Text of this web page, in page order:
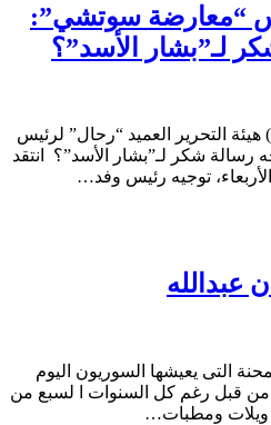
“معارضة سوتشي”:
لـ”بشار الأسد”؟
التحرير العميد “رحال” لرئيس
شكر لـ”بشار الأسد”؟ انتقد
توجيه رئيس وفد…
عبدالله
التى يعيشها السوريون اليوم
من قبل رغم كل السنوات ا لسبع من
ويلات ومطبات…